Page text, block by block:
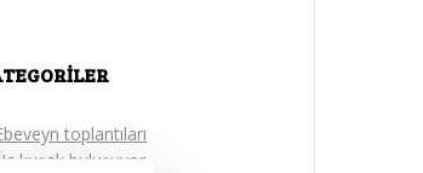
toplantıları
kuşak buluşuyor